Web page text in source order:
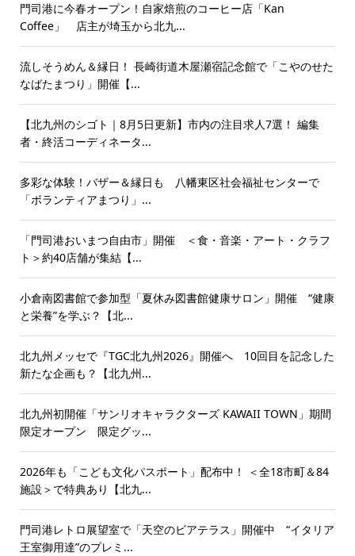
門司港に今春オープン！自家焙煎のコーヒー店「Kan
Coffee」 店主が埼玉から北九...
流しそうめん＆縁日！ 長崎街道木屋瀬宿記念館で「こやのせた
なばたまつり」開催【...
【北九州のシゴト｜8月5日更新】市内の注目求人7選！ 編集
者・終活コーディネータ...
多彩な体験！バザー＆縁日も 八幡東区社会福祉センターで
「ボランティアまつり」...
「門司港おいまつ自由市」開催 ＜食・音楽・アート・クラフ
ト＞約40店舗が集結【...
小倉南図書館で参加型「夏休み図書館健康サロン」開催 “健康
と栄養”を学ぶ？【北...
北九州メッセで『TGC北九州2026』開催へ 10回目を記念した
新たな企画も？【北九州...
北九州初開催「サンリオキャラクターズ KAWAII TOWN」期間
限定オープン 限定グッ...
2026年も「こども文化パスポート」配布中！ ＜全18市町＆84
施設＞で特典あり【北九...
門司港レトロ展望室で「天空のビアテラス」開催中 “イタリア
王室御用達”のプレミ...